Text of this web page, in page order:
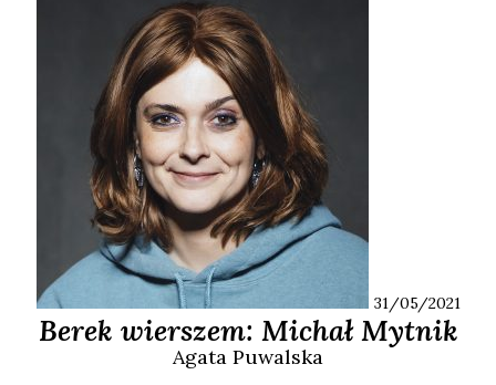
31/05/2021
Berek wierszem: Michał Mytnik
Agata Puwalska